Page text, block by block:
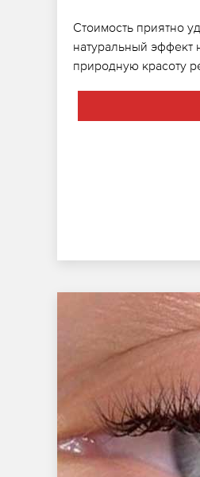
Стоимость приятно
натуральный эффект
природную красоту